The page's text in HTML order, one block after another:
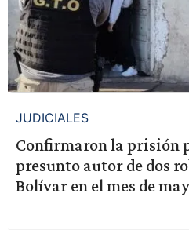
JUDICIALES
Confirmaron la prisión
presunto autor de dos
Bolívar en el mes de